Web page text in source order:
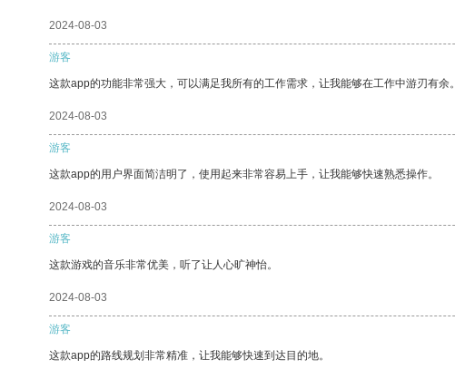
2024-08-03
游客
这款app的功能非常强大，可以满足我所有的工作需求，让我能够在工作中游刃有余。
2024-08-03
游客
这款app的用户界面简洁明了，使用起来非常容易上手，让我能够快速熟悉操作。
2024-08-03
游客
这款游戏的音乐非常优美，听了让人心旷神怡。
2024-08-03
游客
这款app的路线规划非常精准，让我能够快速到达目的地。